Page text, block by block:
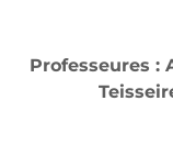
Professeures :